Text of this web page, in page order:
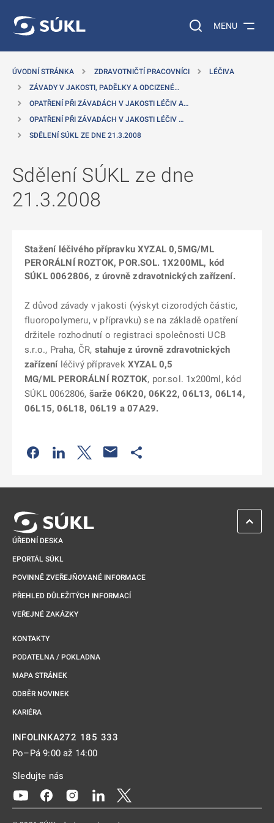
Vyhledávání na
MENU
ÚVODNÍ STRÁNKA ZDRAVOTNIČTÍ PRACOVNÍCI
LÉČIVA
ZÁVADY V JAKOSTI, PADĚLKY A ODCIZENÉ…
OPATŘENÍ PŘI ZÁVADÁCH V JAKOSTI LÉČIV A…
OPATŘENÍ PŘI ZÁVADÁCH V JAKOSTI LÉČIV …
SDĚLENÍ SÚKL ZE DNE 21.3.2008
Sdělení SÚKL ze dne
21.3.2008
Stažení léčivého přípravku XYZAL 0,5MG/ML
PERORÁLNÍ ROZTOK, POR.SOL. 1X200ML, kód
SÚKL 0062806, z úrovně zdravotnických zařízení.
Z důvod závady v jakosti (výskyt cizorodých částic,
fluoropolymeru, v přípravku) se na základě opatření
držitele rozhodnutí o registraci společnosti UCB
s.r.o., Praha, ČR, stahuje z úrovně zdravotnických
zařízeníléčivý přípravek XYZAL 0,5
MG/ML PERORÁLNÍ ROZTOK, por.sol. 1x200ml, kód
SÚKL 0062806, šarže 06K20, 06K22, 06L13, 06L14,
06L15, 06L18, 06L19 a 07A29.
Odkaz se otevře na nové kartě
Odkaz se otevře na nové kartě
Odkaz se otevře na nové kartě
ÚŘEDNÍ DESKA
EPORTÁL SÚKL
POVINNĚ ZVEŘEJŇOVANÉ INFORMACE
PŘEHLED DŮLEŽITÝCH INFORMACÍ
VEŘEJNÉ ZAKÁZKY
KONTAKTY
PODATELNA / POKLADNA
MAPA STRÁNEK
ODBĚR NOVINEK
KARIÉRA
INFOLINKA272 185 333
Po–Pá 9:00 až 14:00
Sledujte nás
Odkaz se otevře na nové kartě
Odkaz se otevře na nové kartě
Odkaz se otevře na nové kartě
Odkaz se otevře na nové kartě
ZPĚT